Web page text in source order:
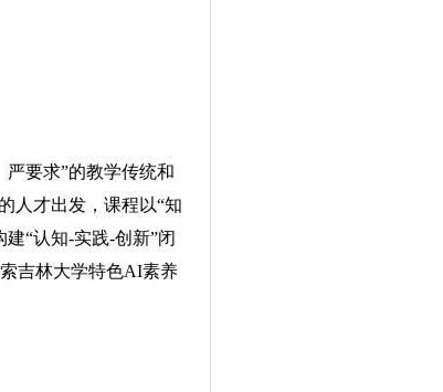
要求”的教学传统和
人才出发，课程以“知
“认知-实践-创新”闭
吉林大学特色AI素养